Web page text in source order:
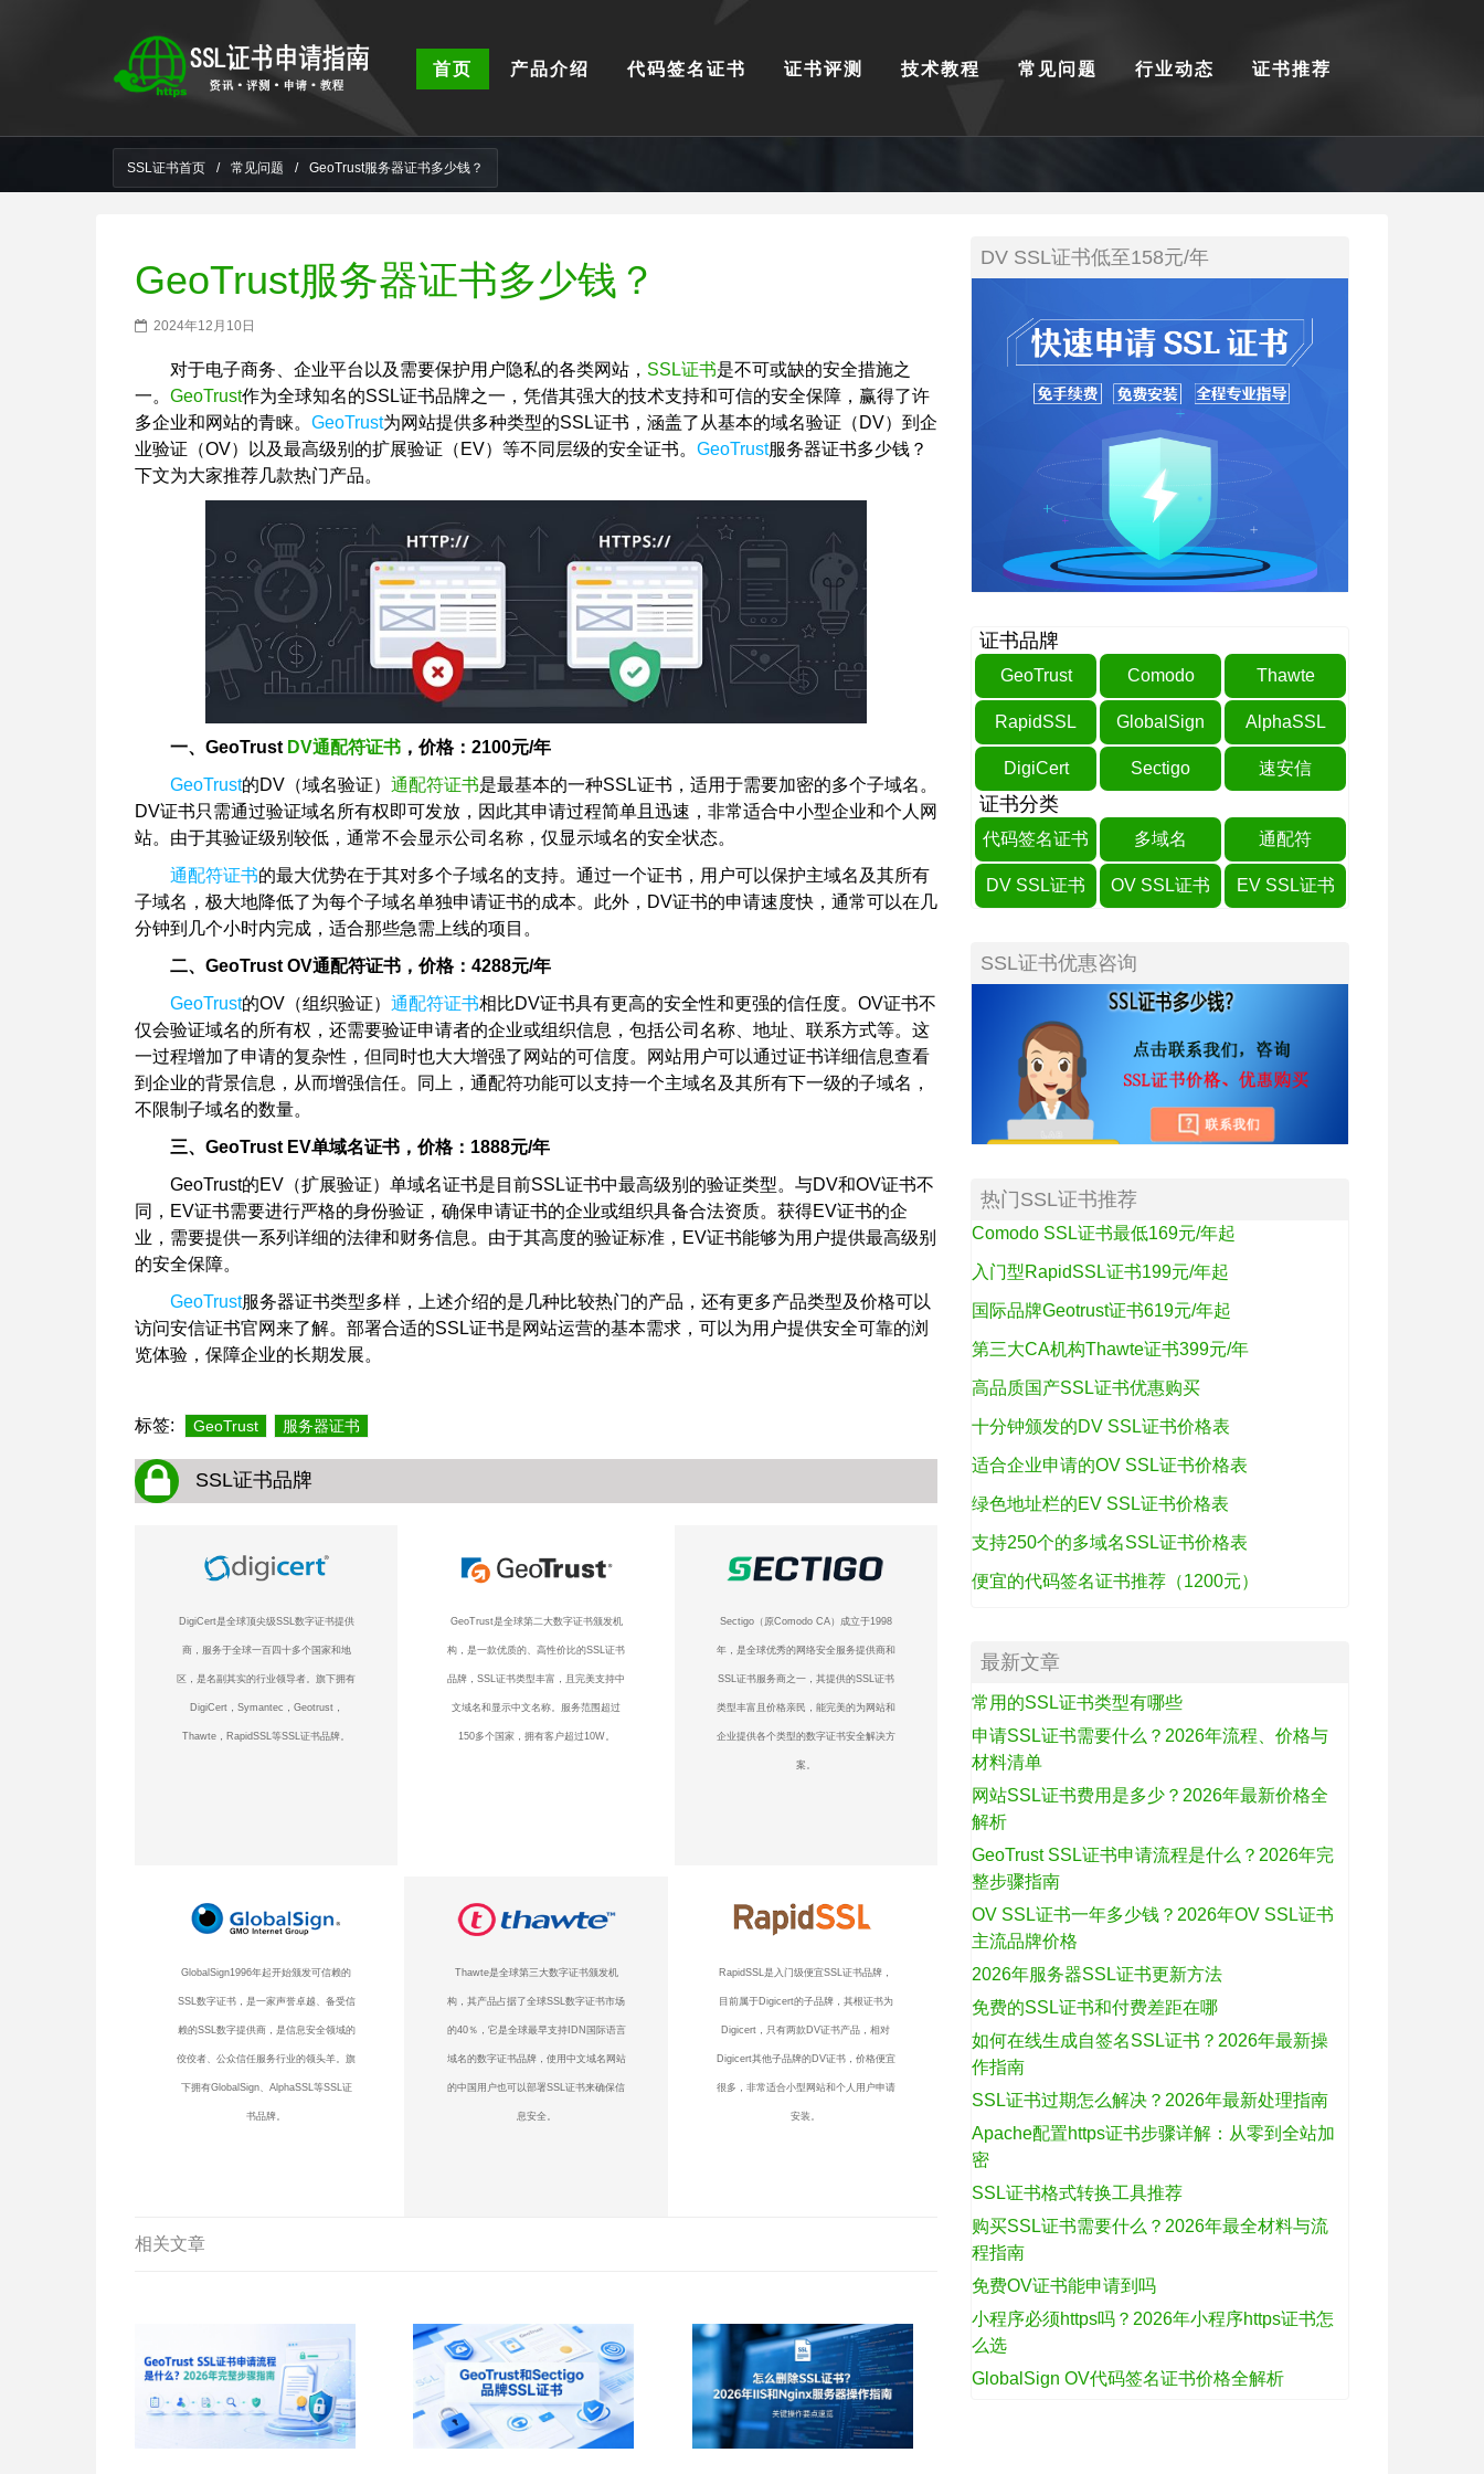
首页 产品介绍 代码签名证书 证书评测 技术教程 常见问题 行业动态 证书推荐
SSL证书首页 / 常见问题 / GeoTrust服务器证书多少钱？
GeoTrust服务器证书多少钱？
2024年12月10日
对于电子商务、企业平台以及需要保护用户隐私的各类网站， SSL证书是不可或缺的安全措施之
一。 GeoTrust作为全球知名的SSL证书品牌之一，凭借其强大的技术支持和可信的安全保障，赢得了许
多企业和网站的青睐。 GeoTrust为网站提供多种类型的SSL证书，涵盖了从基本的域名验证（DV）到企
业验证（OV）以及最高级别的扩展验证（EV）等不同层级的安全证书。 GeoTrust服务器证书多少钱？
下文为大家推荐几款热门产品。
一、GeoTrust DV通配符证书 ，价格：2100元/年
GeoTrust的DV（域名验证） 通配符证书是最基本的一种SSL证书，适用于需要加密的多个子域名。
DV证书只需通过验证域名所有权即可发放，因此其申请过程简单且迅速，非常适合中小型企业和个人网
站。由于其验证级别较低，通常不会显示公司名称，仅显示域名的安全状态。
通配符证书的最大优势在于其对多个子域名的支持。通过一个证书，用户可以保护主域名及其所有
子域名，极大地降低了为每个子域名单独申请证书的成本。此外，DV证书的申请速度快，通常可以在几
分钟到几个小时内完成，适合那些急需上线的项目。
二、GeoTrust OV通配符证书，价格：4288元/年
GeoTrust的OV（组织验证） 通配符证书相比DV证书具有更高的安全性和更强的信任度。OV证书不
仅会验证域名的所有权，还需要验证申请者的企业或组织信息，包括公司名称、地址、联系方式等。这
一过程增加了申请的复杂性，但同时也大大增强了网站的可信度。网站用户可以通过证书详细信息查看
到企业的背景信息，从而增强信任。同上，通配符功能可以支持一个主域名及其所有下一级的子域名，
不限制子域名的数量。
三、GeoTrust EV单域名证书，价格：1888元/年
GeoTrust的EV（扩展验证）单域名证书是目前SSL证书中最高级别的验证类型。与DV和OV证书不
同，EV证书需要进行严格的身份验证，确保申请证书的企业或组织具备合法资质。获得EV证书的企
业，需要提供一系列详细的法律和财务信息。由于其高度的验证标准，EV证书能够为用户提供最高级别
的安全保障。
GeoTrust服务器证书类型多样，上述介绍的是几种比较热门的产品，还有更多产品类型及价格可以
访问安信证书官网来了解。部署合适的SSL证书是网站运营的基本需求，可以为用户提供安全可靠的浏
览体验，保障企业的长期发展。
标签: GeoTrust 服务器证书
SSL证书品牌
DigiCert是全球顶尖级SSL数字证书提供
商，服务于全球一百四十多个国家和地
区，是名副其实的行业领导者。旗下拥有
DigiCert，Symantec，Geotrust，
Thawte，RapidSSL等SSL证书品牌。
GeoTrust是全球第二大数字证书颁发机
构，是一款优质的、高性价比的SSL证书
品牌，SSL证书类型丰富，且完美支持中
文域名和显示中文名称。服务范围超过
150多个国家，拥有客户超过10W。
Sectigo（原Comodo CA）成立于1998
年，是全球优秀的网络安全服务提供商和
SSL证书服务商之一，其提供的SSL证书
类型丰富且价格亲民，能完美的为网站和
企业提供各个类型的数字证书安全解决方
案。
GlobalSign1996年起开始颁发可信赖的
SSL数字证书，是一家声誉卓越、备受信
赖的SSL数字提供商，是信息安全领域的
佼佼者、公众信任服务行业的领头羊。旗
下拥有GlobalSign、AlphaSSL等SSL证
书品牌。
Thawte是全球第三大数字证书颁发机
构，其产品占据了全球SSL数字证书市场
的40％，它是全球最早支持IDN国际语言
域名的数字证书品牌，使用中文域名网站
的中国用户也可以部署SSL证书来确保信
息安全。
RapidSSL是入门级便宜SSL证书品牌，
目前属于Digicert的子品牌，其根证书为
Digicert，只有两款DV证书产品，相对
Digicert其他子品牌的DV证书，价格便宜
很多，非常适合小型网站和个人用户申请
安装。
相关文章
DV SSL证书低至158元/年
证书品牌
GeoTrust Comodo Thawte
RapidSSL GlobalSign AlphaSSL
DigiCert Sectigo 速安信
证书分类
代码签名证书 多域名 通配符
DV SSL证书 OV SSL证书 EV SSL证书
SSL证书优惠咨询
热门SSL证书推荐
Comodo SSL证书最低169元/年起
入门型RapidSSL证书199元/年起
国际品牌Geotrust证书619元/年起
第三大CA机构Thawte证书399元/年
高品质国产SSL证书优惠购买
十分钟颁发的DV SSL证书价格表
适合企业申请的OV SSL证书价格表
绿色地址栏的EV SSL证书价格表
支持250个的多域名SSL证书价格表
便宜的代码签名证书推荐（1200元）
最新文章
常用的SSL证书类型有哪些
申请SSL证书需要什么？2026年流程、价格与
材料清单
网站SSL证书费用是多少？2026年最新价格全
解析
GeoTrust SSL证书申请流程是什么？2026年完
整步骤指南
OV SSL证书一年多少钱？2026年OV SSL证书
主流品牌价格
2026年服务器SSL证书更新方法
免费的SSL证书和付费差距在哪
如何在线生成自签名SSL证书？2026年最新操
作指南
SSL证书过期怎么解决？2026年最新处理指南
Apache配置https证书步骤详解：从零到全站加
密
SSL证书格式转换工具推荐
购买SSL证书需要什么？2026年最全材料与流
程指南
免费OV证书能申请到吗
小程序必须https吗？2026年小程序https证书怎
么选
GlobalSign OV代码签名证书价格全解析